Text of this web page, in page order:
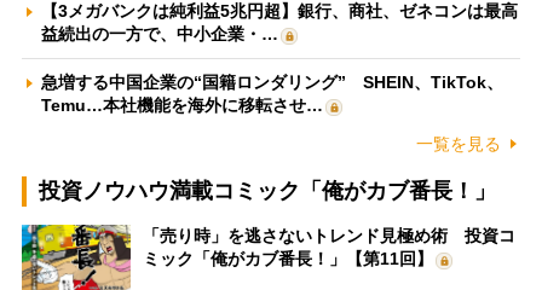
【3メガバンクは純利益5兆円超】銀行、商社、ゼネコンは最高
益続出の一方で、中小企業・…
急増する中国企業の“国籍ロンダリング” SHEIN、TikTok、
Temu…本社機能を海外に移転させ…
一覧を見る
投資ノウハウ満載コミック「俺がカブ番長！」
「売り時」を逃さないトレンド見極め術 投資コ
ミック「俺がカブ番長！」【第11回】